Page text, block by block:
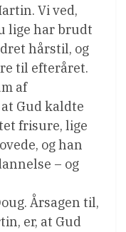
Vi ved,
lige har brudt
hårstil, og
til efteråret.
af
Gud kaldte
frisure, lige
og han
– og
Årsagen til,
er, at Gud